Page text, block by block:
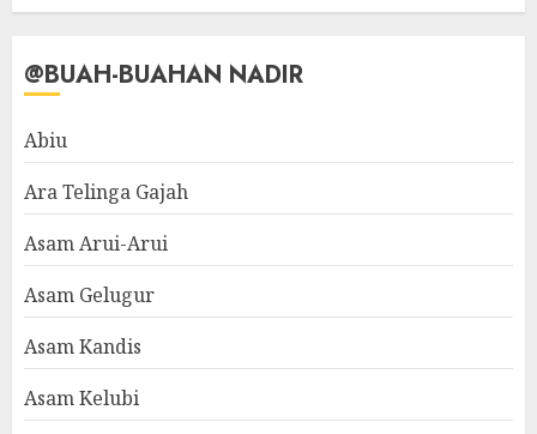
@BUAH-BUAHAN NADIR
Abiu
Ara Telinga Gajah
Asam Arui-Arui
Asam Gelugur
Asam Kandis
Asam Kelubi